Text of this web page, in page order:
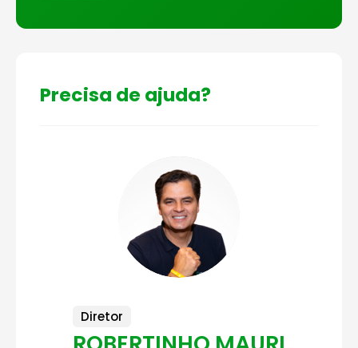
Precisa de ajuda?
Diretor